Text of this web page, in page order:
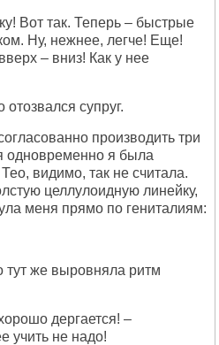
Вот так. Теперь – быстрые
Ну, нежнее, легче! Еще!
– вниз! Как у нее
супруг.
производить три
одновременно я была
видимо, так не считала.
целлулоидную линейку,
меня прямо по гениталиям:
тут же выровняла ритм
дергается! –
учить не надо!